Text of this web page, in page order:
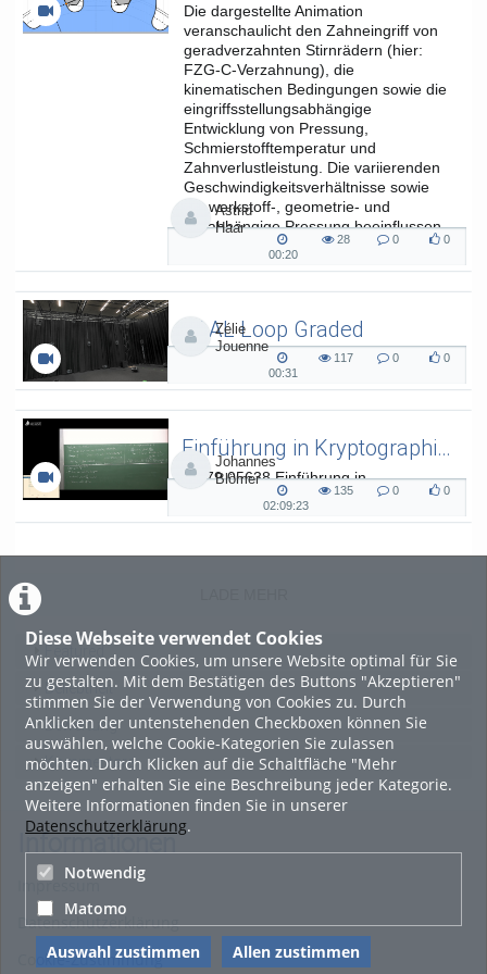
Diese Webseite verwendet Cookies
Wir verwenden Cookies, um unsere Website optimal für Sie
zu gestalten. Mit dem Bestätigen des Buttons "Akzeptieren"
stimmen Sie der Verwendung von Cookies zu. Durch
Anklicken der untenstehenden Checkboxen können Sie
auswählen, welche Cookie-Kategorien Sie zulassen
möchten. Durch Klicken auf die Schaltfläche "Mehr
anzeigen" erhalten Sie eine Beschreibung jeder Kategorie.
Weitere Informationen finden Sie in unserer
Datenschutzerklärung.
Notwendig
Matomo
Auswahl zustimmen Allen zustimmen
Die dargestellte Animation
veranschaulicht den Zahneingriff von
geradverzahnten Stirnrädern (hier:
FZG-C-Verzahnung), die
kinematischen Bedingungen sowie die
eingriffsstellungsabhängige
Entwicklung von Pressung,
Schmierstofftemperatur und
Zahnverlustleistung. Die variierenden
Geschwindigkeitsverhältnisse sowie
die werkstoff-, geometrie- und
lastabhängige Pressung beeinflussen
Astrid
Haar
00:20
00:20
28
views
0
Kommentare
0
likes
SAAL Loop Graded
SAAL Musikinformatik
Zélie
Jouenne
00:31
00:31
117
views
0
Kommentare
0
likes
Einführung in Kryptographie (in English) 15
L.079.05638 Einführung in
Kryptographie (in English) - SoSe 26
Johannes
Blömer
02:09:23
02:09:23
135
views
0
Kommentare
0
likes
Beliebtheit
Bewertung
Kommentare
Informationen
Impressum
Datenschutzerklärung
Cookie-Zustimmung